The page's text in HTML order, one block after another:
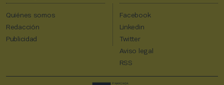
Quiénes somos
Redacción
Publicidad
Facebook
Linkedin
Twitter
Aviso legal
RSS